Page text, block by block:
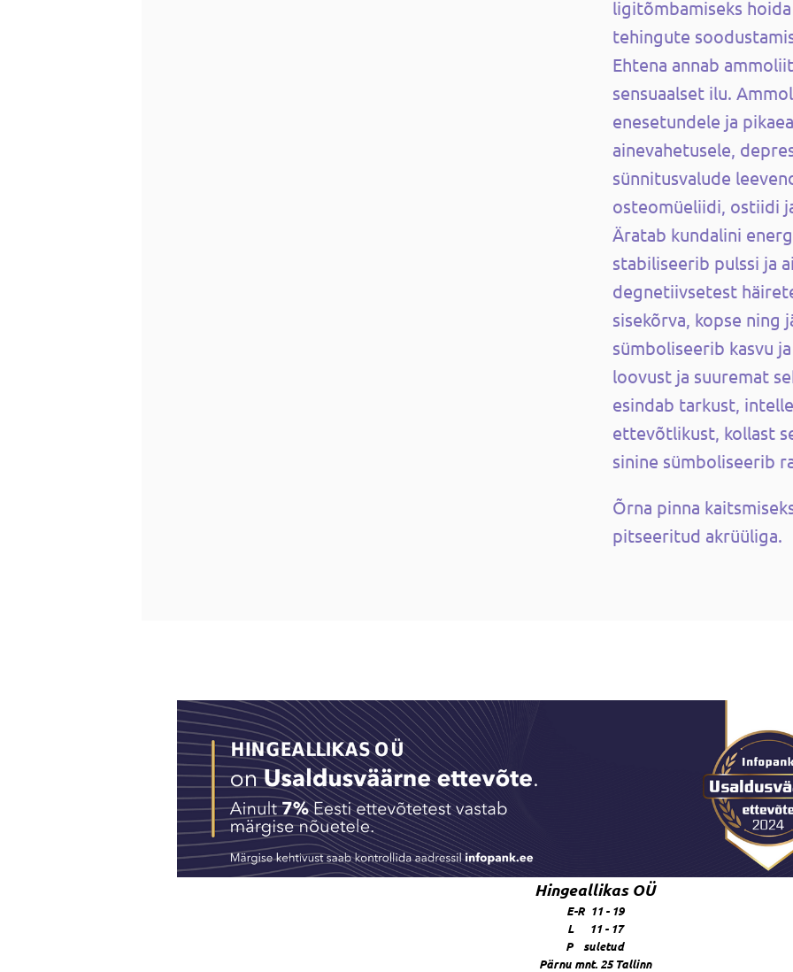
ligitõmbamiseks
tehingute
Ehtena annab
sensuaalset ilu.
enesetundele ja
ainevahetusele,
sünnitusvalude
osteomüeliidi, ostiidi
Äratab kundalini
stabiliseerib pulssi ja
degnetiivsetest
sisekõrva, kopse ning
sümboliseerib kasvu
loovust ja suuremat
esindab tarkust,
ettevõtlikust, kollast
sinine sümboliseerib
Õrna pinna
pitseeritud akrüüliga.
Hingeallikas OÜ
E-R 11 - 19
L 11 - 17
P suletud
Pärnu mnt. 25 Tallinn